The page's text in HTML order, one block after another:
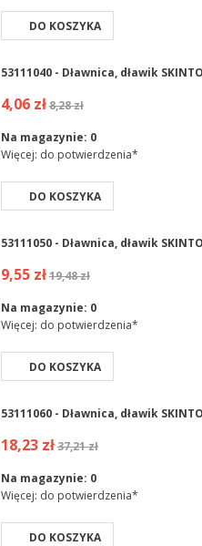
DO KOSZYKA
53111040 - Dławnica, dławik
4,06 zł8,28 zł
Na magazynie: 0
Więcej: do potwierdzenia*
DO KOSZYKA
53111050 - Dławnica, dławik
9,55 zł19,48 zł
Na magazynie: 0
Więcej: do potwierdzenia*
DO KOSZYKA
53111060 - Dławnica, dławik
18,23 zł37,21 zł
Na magazynie: 0
Więcej: do potwierdzenia*
DO KOSZYKA